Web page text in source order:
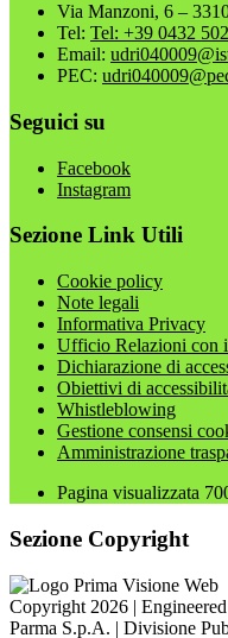
Via Manzoni, 6 –
Tel: Tel: +39 0432
Email:
PEC:
Seguici su
Facebook
Instagram
Sezione Link Utili
Cookie policy
Note legali
Informativa Privacy
Ufficio Relazioni con
Dichiarazione di
Obiettivi di
Whistleblowing
Gestione consensi
Amministrazione
Pagina visualizzata
Sezione Copyright
Copyright 2026 |
Parma S.p.A. | Divisione